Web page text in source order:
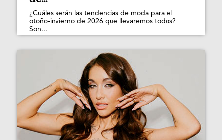
¿Cuáles serán las tendencias de moda para el
otoño-invierno de 2026 que llevaremos todos?
Son...